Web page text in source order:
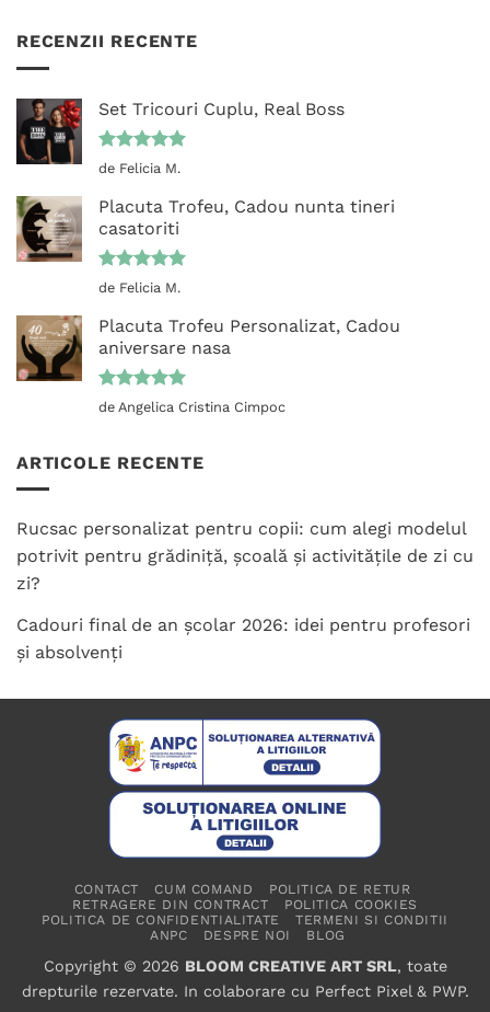
RECENZII RECENTE
Set Tricouri Cuplu, Real Boss
Evaluat la
de Felicia M.
Placuta Trofeu, Cadou nunta tineri
casatoriti
Evaluat la
de Felicia M.
Placuta Trofeu Personalizat, Cadou
aniversare nasa
Evaluat la
din 5
de Angelica Cristina Cimpoc
ARTICOLE RECENTE
Rucsac personalizat pentru copii: cum alegi modelul
potrivit pentru grădiniță, școală și activitățile de zi cu
zi?
Cadouri final de an școlar 2026: idei pentru profesori
și absolvenți
CONTACT CUM COMAND
POLITICA DE RETUR
RETRAGERE DIN CONTRACT
POLITICA COOKIES
POLITICA DE CONFIDENTIALITATE
TERMENI SI CONDITII
ANPC
DESPRE NOI BLOG
Copyright © 2026 BLOOM CREATIVE ART SRL, toate
drepturile rezervate. In colaborare cu Perfect Pixel& PWP.